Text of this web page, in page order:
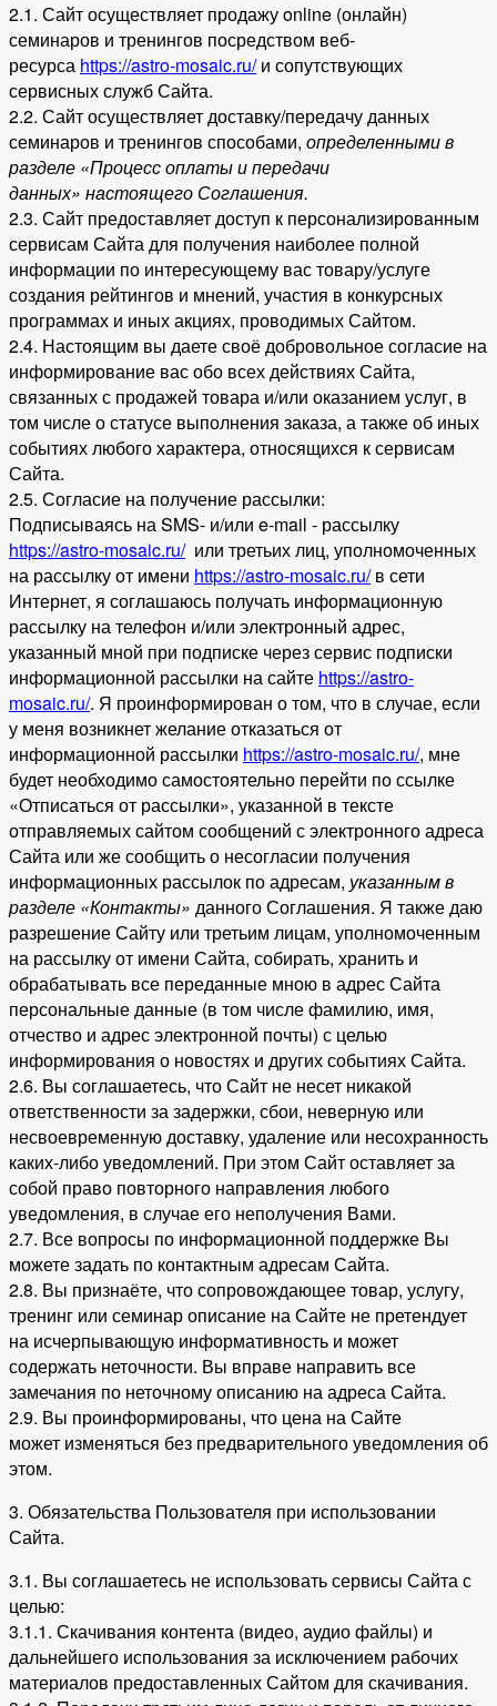
2.1. Сайт осуществляет продажу online (онлайн)
семинаров и тренингов посредством веб-
ресурса https://astro-mosaic.ru/и сопутствующих
сервисных служб Сайта.
2.2. Сайт осуществляет доставку/передачу данных
семинаров и тренингов способами, определенными в
разделе «Процесс оплаты и передачи
данных» настоящего Соглашения.
2.3. Сайт предоставляет доступ к персонализированным
сервисам Сайта для получения наиболее полной
информации по интересующему вас товару/услуге
создания рейтингов и мнений, участия в конкурсных
программах и иных акциях, проводимых Сайтом.
2.4. Настоящим вы даете своё добровольное согласие на
информирование вас обо всех действиях Сайта,
связанных с продажей товара и/или оказанием услуг, в
том числе о статусе выполнения заказа, а также об иных
событиях любого характера, относящихся к сервисам
Сайта.
2.5. Согласие на получение рассылки:
Подписываясь на SMS- и/или e-mail - рассылку
https://astro-mosaic.ru/или третьих лиц, уполномоченных
на рассылку от имени https://astro-mosaic.ru/в сети
Интернет, я соглашаюсь получать информационную
рассылку на телефон и/или электронный адрес,
указанный мной при подписке через сервис подписки
информационной рассылки на сайте https://astro-
mosaic.ru/. Я проинформирован о том, что в случае, если
у меня возникнет желание отказаться от
информационной рассылки https://astro-mosaic.ru/, мне
будет необходимо самостоятельно перейти по ссылке
«Отписаться от рассылки», указанной в тексте
отправляемых сайтом сообщений с электронного адреса
Сайта или же сообщить о несогласии получения
информационных рассылок по адресам, указанным в
разделе «Контакты» данного Соглашения. Я также даю
разрешение Сайту или третьим лицам, уполномоченным
на рассылку от имени Сайта, собирать, хранить и
обрабатывать все переданные мною в адрес Сайта
персональные данные (в том числе фамилию, имя,
отчество и адрес электронной почты) с целью
информирования о новостях и других событиях Сайта.
2.6. Вы соглашаетесь, что Сайт не несет никакой
ответственности за задержки, сбои, неверную или
несвоевременную доставку, удаление или несохранность
каких-либо уведомлений. При этом Сайт оставляет за
собой право повторного направления любого
уведомления, в случае его неполучения Вами.
2.7. Все вопросы по информационной поддержке Вы
можете задать по контактным адресам Сайта.
2.8. Вы признаёте, что сопровождающее товар, услугу,
тренинг или семинар описание на Сайте не претендует
на исчерпывающую информативность и может
содержать неточности. Вы вправе направить все
замечания по неточному описанию на адреса Сайта.
2.9. Вы проинформированы, что цена на Сайте
может изменяться без предварительного уведомления об
этом.
3. Обязательства Пользователя при использовании
Сайта.
3.1. Вы соглашаетесь не использовать сервисы Сайта с
целью:
3.1.1. Скачивания контента (видео, аудио файлы) и
дальнейшего использования за исключением рабочих
материалов предоставленных Сайтом для скачивания.